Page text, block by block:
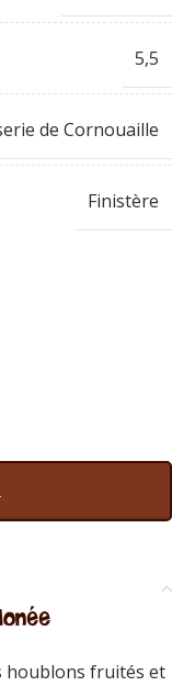
5,5
de Cornouaille
Finistère
houblons fruités et